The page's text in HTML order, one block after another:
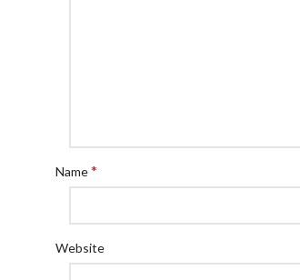
Name*
Website